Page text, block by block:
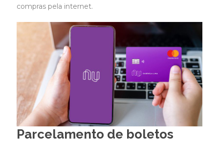
compras pela internet.
Parcelamento de boletos